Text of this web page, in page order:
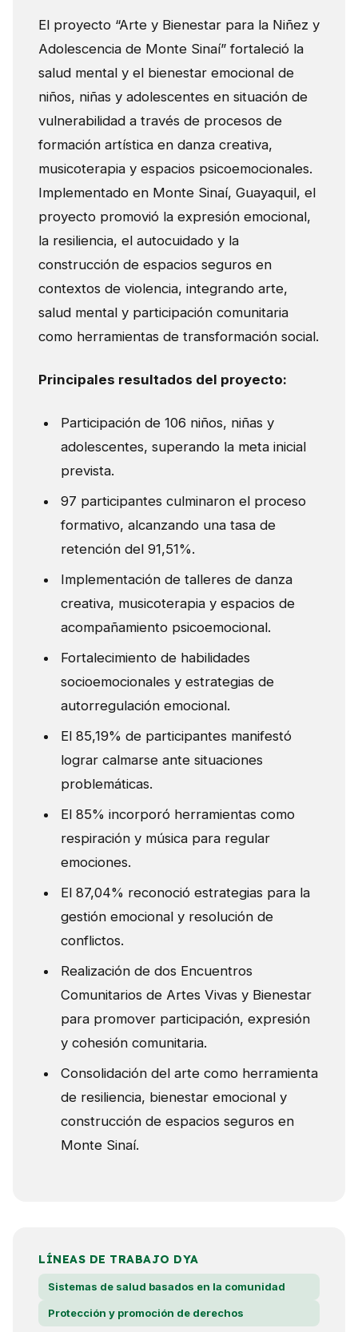
El proyecto “Arte y Bienestar para la Niñez y
Adolescencia de Monte Sinaí” fortaleció la
salud mental y el bienestar emocional de
niños, niñas y adolescentes en situación de
vulnerabilidad a través de procesos de
formación artística en danza creativa,
musicoterapia y espacios psicoemocionales.
Implementado en Monte Sinaí, Guayaquil, el
proyecto promovió la expresión emocional,
la resiliencia, el autocuidado y la
construcción de espacios seguros en
contextos de violencia, integrando arte,
salud mental y participación comunitaria
como herramientas de transformación social.
Principales resultados del proyecto:
Participación de 106 niños, niñas y
adolescentes, superando la meta inicial
prevista.
97 participantes culminaron el proceso
formativo, alcanzando una tasa de
retención del 91,51%.
Implementación de talleres de danza
creativa, musicoterapia y espacios de
acompañamiento psicoemocional.
Fortalecimiento de habilidades
socioemocionales y estrategias de
autorregulación emocional.
El 85,19% de participantes manifestó
lograr calmarse ante situaciones
problemáticas.
El 85% incorporó herramientas como
respiración y música para regular
emociones.
El 87,04% reconoció estrategias para la
gestión emocional y resolución de
conflictos.
Realización de dos Encuentros
Comunitarios de Artes Vivas y Bienestar
para promover participación, expresión
y cohesión comunitaria.
Consolidación del arte como herramienta
de resiliencia, bienestar emocional y
construcción de espacios seguros en
Monte Sinaí.
LÍNEAS DE TRABAJO DYA
Sistemas de salud basados en la comunidad
Protección y promoción de derechos